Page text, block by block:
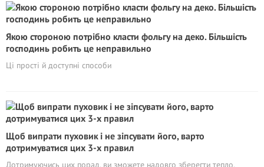
Якою стороною потрібно класти фольгу на деко. Більшість
господинь робить це неправильно
Ці прості й доступні способи
Щоб випрати пуховик і не зіпсувати його, варто
дотримуватися цих 3-х правил
Дотримуючись цих порад, ви зможете надовго зберегти тепло,